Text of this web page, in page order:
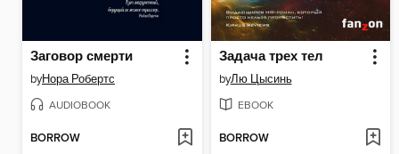
Заговор смерти
byНора Робертс
AUDIOBOOK
BORROW
Задача трех тел
byЛю Цысинь
EBOOK
BORROW